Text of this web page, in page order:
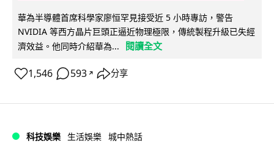
華為半導體首席科學家廖恒罕見接受近 5 小時專訪，警告
NVIDIA 等西方晶片巨頭正逼近物理極限，傳統製程升級已失經
濟效益。他同時介紹華為...
閱讀全文
1,546 593 ↗ 分享
科技娛樂 生活娛樂 城中熱話